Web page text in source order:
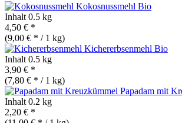
Kokosnussmehl Bio
Inhalt 0.5 kg
4,50 € *
(9,00 € * / 1 kg)
Kichererbsenmehl Bio
Inhalt 0.5 kg
3,90 € *
(7,80 € * / 1 kg)
Papadam mit
Inhalt 0.2 kg
2,20 € *